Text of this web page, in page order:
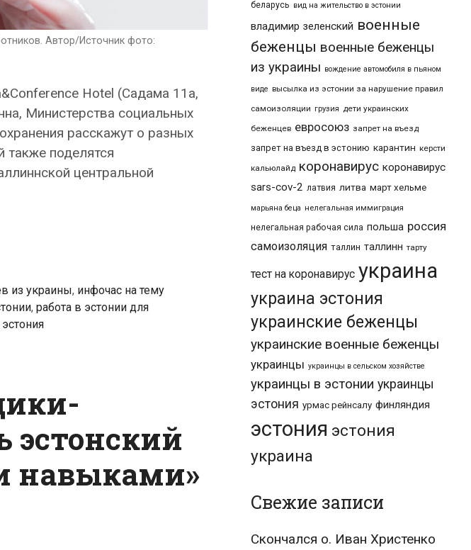
Автор/Источник фото:
Hotel (Садама 11a,
Министерства социальных
расскажут о разных
также поделятся
центральной
из украины, инфочас на тему
, работа в эстонии для
эстония
навыками»
беларусь вид на жительство в эстонии
владимир зеленский военные
беженцы военные беженцы
из украины вождение автомобиля в пьяном
виде высылка из эстонии за нарушение правил
самоизоляции грузия дети украинских
беженцев евросоюз запрет на въезд
запрет на въезд в эстонию карантин керсти
кальюлайд коронавирус коронавирус
sars-cov-2 латвия литва март хельме
марьяна беца нелегальная иммиграция
нелегальная рабочая сила польша россия
самоизоляция таллин таллинн тарту
тест на коронавирус украина
украина эстония
украинские беженцы
украинские военные беженцы
украинцы украинцы в сельском хозяйстве
украинцы в эстонии украинцы
эстония урмас рейнсалу финляндия
эстония эстония
украина
Свежие записи
Скончался о. Иван Христенко